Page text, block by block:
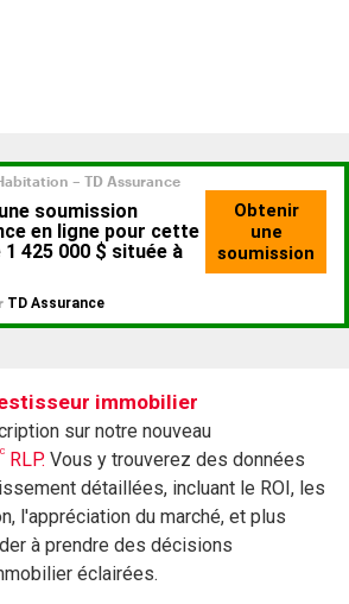
immobilier
sur notre nouveau
RLP. Vous y trouverez des données
détaillées, incluant le ROI, les
l'appréciation du marché, et plus
à prendre des décisions
éclairées.